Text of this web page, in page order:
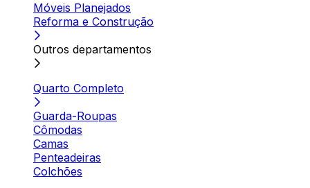
Móveis Planejados
Reforma e Construção
Outros departamentos
Quarto Completo
Guarda-Roupas
Cômodas
Camas
Penteadeiras
Colchões